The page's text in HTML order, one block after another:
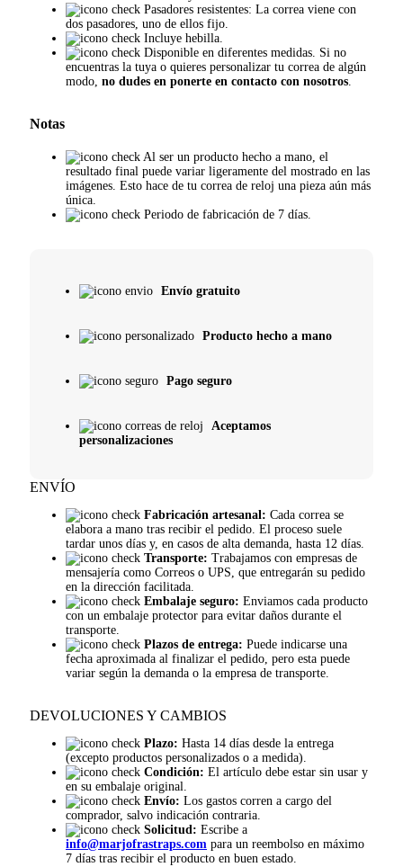
Pasadores resistentes: La correa viene con
dos pasadores, uno de ellos fijo.
Incluye hebilla.
Disponible en diferentes medidas. Si no
encuentras la tuya o quieres personalizar tu correa de algún
modo, no dudes en ponerte en contacto con nosotros.
Notas
Al ser un producto hecho a mano, el
resultado final puede variar ligeramente del mostrado en las
imágenes. Esto hace de tu correa de reloj una pieza aún más
única.
Periodo de fabricación de 7 días.
Envío gratuito
Producto hecho a mano
Pago seguro
Aceptamos
personalizaciones
ENVÍO
Fabricación artesanal: Cada correa se
elabora a mano tras recibir el pedido. El proceso suele
tardar unos días y, en casos de alta demanda, hasta 12 días.
Transporte: Trabajamos con empresas de
mensajería como Correos o UPS, que entregarán su pedido
en la dirección facilitada.
Embalaje seguro: Enviamos cada producto
con un embalaje protector para evitar daños durante el
transporte.
Plazos de entrega: Puede indicarse una
fecha aproximada al finalizar el pedido, pero esta puede
variar según la demanda o la empresa de transporte.
DEVOLUCIONES Y CAMBIOS
Plazo: Hasta 14 días desde la entrega
(excepto productos personalizados o a medida).
Condición: El artículo debe estar sin usar y
en su embalaje original.
Envío: Los gastos corren a cargo del
comprador, salvo indicación contraria.
Solicitud: Escribe a
info@marjofrastraps.com para un reembolso en máximo
7 días tras recibir el producto en buen estado.